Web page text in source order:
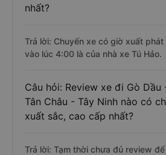
nhất?
Trả lời: Chuyến xe có giờ xuất phát
vào lúc 4:00 là của nhà xe Tú Hảo.
Câu hỏi: Review xe đi Gò Dầu
Tân Châu - Tây Ninh nào có
xuất sắc, cao cấp nhất?
Trả lời: Tạm thời chưa đủ review